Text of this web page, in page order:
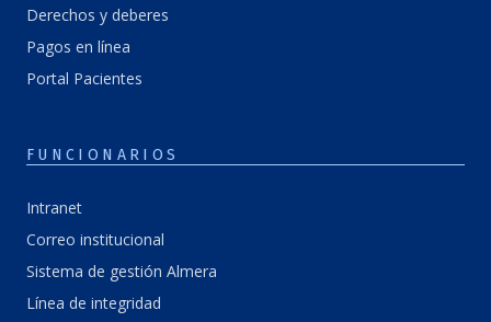
Derechos y deberes
Pagos en línea
Portal Pacientes
FUNCIONARIOS
Intranet
Correo institucional
Sistema de gestión Almera
Línea de integridad